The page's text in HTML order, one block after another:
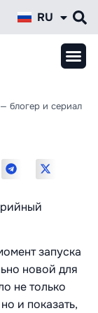
RU
KZ
блогер и сериал
запуска
новой для
не только
и показать,